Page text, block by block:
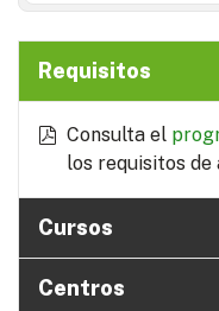
Requisitos
Consulta el
los requisitos de
Cursos
Centros